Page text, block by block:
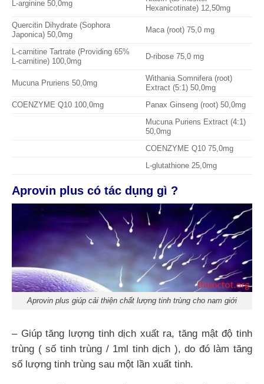
L-arginine 50,0mg
Hexanicotinate) 12,50mg
Quercitin Dihydrate (Sophora
Japonica) 50,0mg
Maca (root) 75,0 mg
L-carnitine Tartrate (Providing 65%
L-carnitine) 100,0mg
D-ribose 75,0 mg
Mucuna Pruriens 50,0mg
Withania Somnifera (root)
Extract (5:1) 50,0mg
COENZYME Q10 100,0mg Panax Ginseng (root) 50,0mg
Mucuna Puriens Extract (4:1)
50,0mg
COENZYME Q10 75,0mg
L-glutathione 25,0mg
Aprovin plus có tác dụng gì ?
Aprovin plus giúp cải thiện chất lượng tinh trùng cho nam giới
– Giúp tăng lượng tinh dịch xuất ra, tăng mật độ tinh
trùng ( số tinh trùng / 1ml tinh dịch ), do đó làm tăng
số lượng tinh trùng sau một lần xuất tinh.